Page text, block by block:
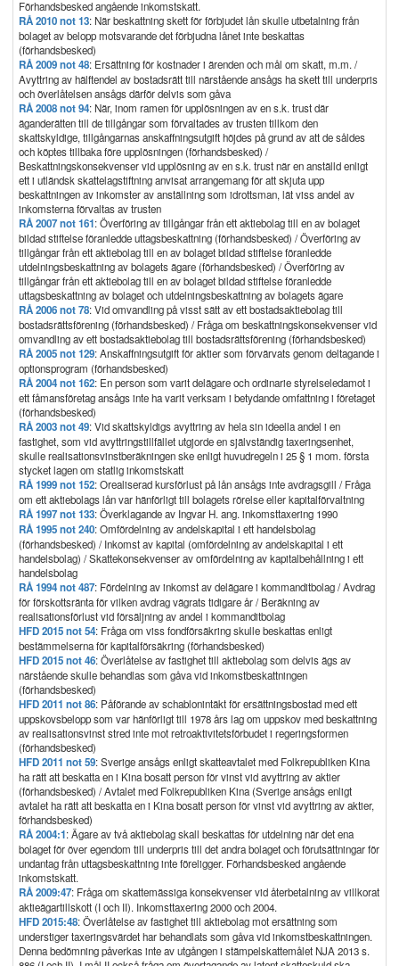
Förhandsbesked angående inkomstskatt.
RÅ 2010 not 13: När beskattning skett för förbjudet lån skulle utbetalning från
bolaget av belopp motsvarande det förbjudna lånet inte beskattas
(förhandsbesked)
RÅ 2009 not 48: Ersättning för kostnader i ärenden och mål om skatt, m.m. /
Avyttring av hälftendel av bostadsrätt till närstående ansågs ha skett till underpris
och överlåtelsen ansågs därför delvis som gåva
RÅ 2008 not 94: När, inom ramen för upplösningen av en s.k. trust där
äganderätten till de tillgångar som förvaltades av trusten tillkom den
skattskyldige, tillgångarnas anskaffningsutgift höjdes på grund av att de såldes
och köptes tillbaka före upplösningen (förhandsbesked) /
Beskattningskonsekvenser vid upplösning av en s.k. trust när en anställd enligt
ett i utländsk skattelagstiftning anvisat arrangemang för att skjuta upp
beskattningen av inkomster av anställning som idrottsman, lät viss andel av
inkomsterna förvaltas av trusten
RÅ 2007 not 161: Överföring av tillgångar från ett aktiebolag till en av bolaget
bildad stiftelse föranledde uttagsbeskattning (förhandsbesked) / Överföring av
tillgångar från ett aktiebolag till en av bolaget bildad stiftelse föranledde
utdelningsbeskattning av bolagets ägare (förhandsbesked) / Överföring av
tillgångar från ett aktiebolag till en av bolaget bildad stiftelse föranledde
uttagsbeskattning av bolaget och utdelningsbeskattning av bolagets ägare
RÅ 2006 not 78: Vid omvandling på visst sätt av ett bostadsaktiebolag till
bostadsrättsförening (förhandsbesked) / Fråga om beskattningskonsekvenser vid
omvandling av ett bostadsaktiebolag till bostadsrättsförening (förhandsbesked)
RÅ 2005 not 129: Anskaffningsutgift för aktier som förvärvats genom deltagande i
optionsprogram (förhandsbesked)
RÅ 2004 not 162: En person som varit delägare och ordinarie styrelseledamot i
ett fåmansföretag ansågs inte ha varit verksam i betydande omfattning i företaget
(förhandsbesked)
RÅ 2003 not 49: Vid skattskyldigs avyttring av hela sin ideella andel i en
fastighet, som vid avyttringstillfället utgjorde en självständig taxeringsenhet,
skulle realisationsvinstberäkningen ske enligt huvudregeln i 25 § 1 mom. första
stycket lagen om statlig inkomstskatt
RÅ 1999 not 152: Orealiserad kursförlust på lån ansågs inte avdragsgill / Fråga
om ett aktiebolags lån var hänförligt till bolagets rörelse eller kapitalförvaltning
RÅ 1997 not 133: Överklagande av Ingvar H. ang. inkomsttaxering 1990
RÅ 1995 not 240: Omfördelning av andelskapital i ett handelsbolag
(förhandsbesked) / Inkomst av kapital (omfördelning av andelskapital i ett
handelsbolag) / Skattekonsekvenser av omfördelning av kapitalbehållning i ett
handelsbolag
RÅ 1994 not 487: Fördelning av inkomst av delägare i kommanditbolag / Avdrag
för förskottsränta för vilken avdrag vägrats tidigare år / Beräkning av
realisationsförlust vid försäljning av andel i kommanditbolag
HFD 2015 not 54: Fråga om viss fondförsäkring skulle beskattas enligt
bestämmelserna för kapitalförsäkring (förhandsbesked)
HFD 2015 not 46: Överlåtelse av fastighet till aktiebolag som delvis ägs av
närstående skulle behandlas som gåva vid inkomstbeskattningen
(förhandsbesked)
HFD 2011 not 86: Påförande av schablonintäkt för ersättningsbostad med ett
uppskovsbelopp som var hänförligt till 1978 års lag om uppskov med beskattning
av realisationsvinst stred inte mot retroaktivitetsförbudet i regeringsformen
(förhandsbesked)
HFD 2011 not 59: Sverige ansågs enligt skatteavtalet med Folkrepubliken Kina
ha rätt att beskatta en i Kina bosatt person för vinst vid avyttring av aktier
(förhandsbesked) / Avtalet med Folkrepubliken Kina (Sverige ansågs enligt
avtalet ha rätt att beskatta en i Kina bosatt person för vinst vid avyttring av aktier,
förhandsbesked)
RÅ 2004:1: Ägare av två aktiebolag skall beskattas för utdelning när det ena
bolaget för över egendom till underpris till det andra bolaget och förutsättningar för
undantag från uttagsbeskattning inte föreligger. Förhandsbesked angående
inkomstskatt.
RÅ 2009:47: Fråga om skattemässiga konsekvenser vid återbetalning av villkorat
aktieägartillskott (I och II). Inkomsttaxering 2000 och 2004.
HFD 2015:48: Överlåtelse av fastighet till aktiebolag mot ersättning som
understiger taxeringsvärdet har behandlats som gåva vid inkomstbeskattningen.
Denna bedömning påverkas inte av utgången i stämpelskattemålet NJA 2013 s.